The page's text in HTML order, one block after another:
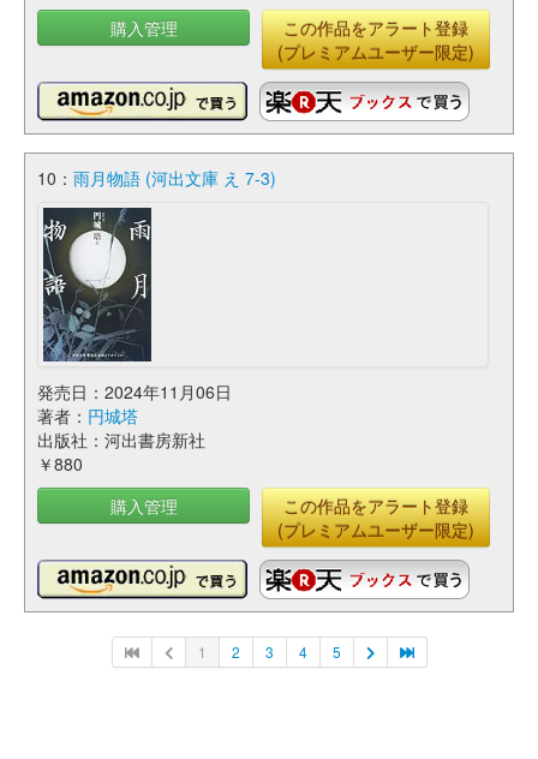
購入管理
この作品をアラート登録
(プレミアムユーザー限定)
10： 雨月物語 (河出文庫 え 7-3)
発売日：2024年11月06日
著者： 円城塔
出版社：河出書房新社
￥880
購入管理
この作品をアラート登録
(プレミアムユーザー限定)
1 2 3 4 5